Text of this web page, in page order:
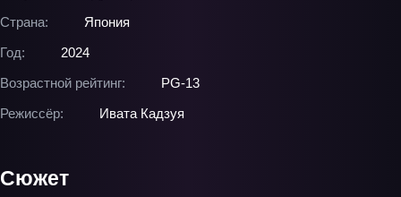
Страна:
Япония
Год:
2024
Возрастной рейтинг:
PG-13
Режиссёр:
Ивата Кадзуя
Сюжет